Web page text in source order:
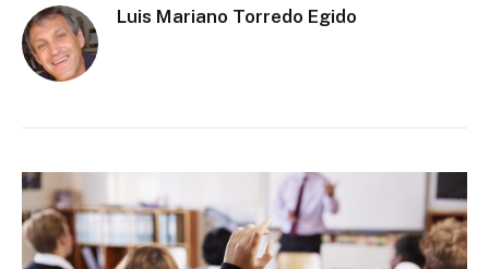
Luis Mariano Torredo Egido